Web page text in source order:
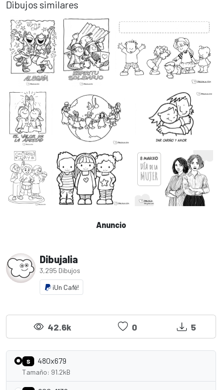
Dibujos similares
Anuncio
Dibujalia
3,295 Dibujos
¡Un Café!
42.6k 0 5
S 480x679
Tamaño: 91.2kB